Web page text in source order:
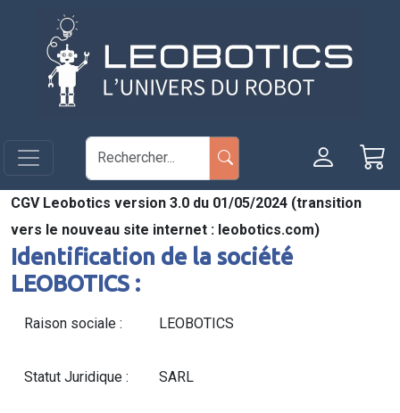
Aller au contenu principal
CGV Leobotics version 3.0 du 01/05/2024 (transition
vers le nouveau site internet : leobotics.com)
Identification de la société
LEOBOTICS :
Raison sociale : LEOBOTICS
Statut Juridique : SARL
Panneau de gestion des cookies